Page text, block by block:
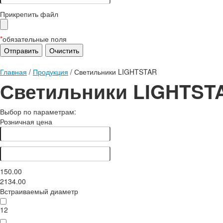
Прикрепить файл
*обязательные поля
Главная / Продукция / Светильники LIGHTSTAR
Светильники
Выбор по параметрам:
Розничная цена
150.00
2134.00
Встраиваемый диаметр
12